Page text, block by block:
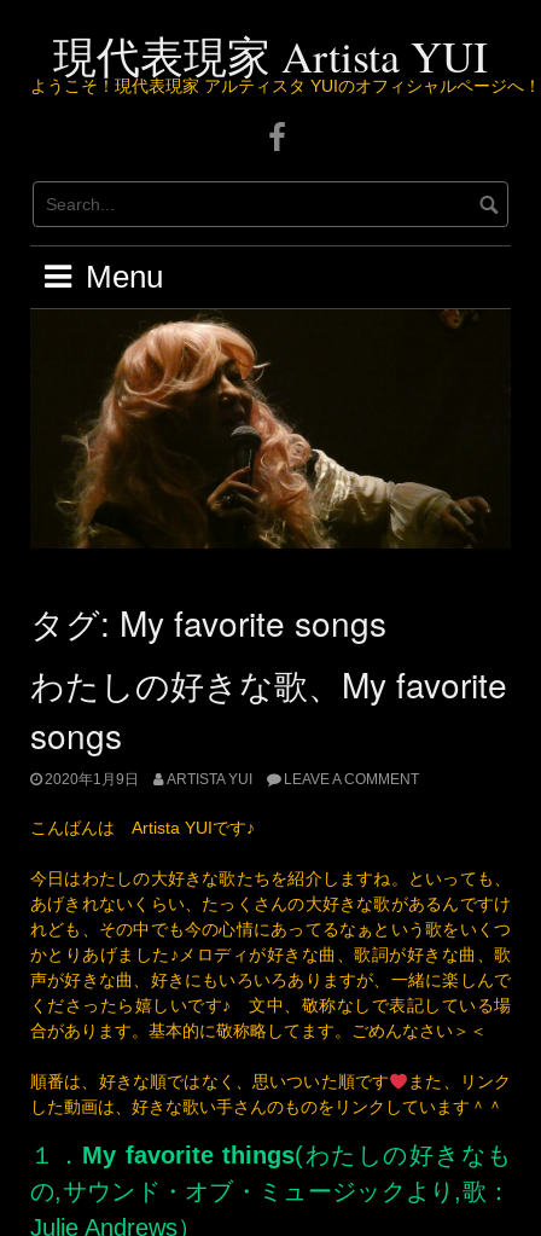
content現代表現家 Artista YUI
ようこそ！現代表現家 アルティスタ YUIのオフィシャルページへ！
Facebook
ペ
ー
は
ら
ら
Menu
わたしの好きな歌、My favorite
songs
2020年1月9日
こんばんは Artista YUIです♪
今日はわたしの大好きな歌たちを紹介しますね。といっても、
あげきれないくらい、たっくさんの大好きな歌があるんですけ
れども、その中でも今の心情にあってるなぁという歌をいくつ
かとりあげました♪メロディが好きな曲、歌詞が好きな曲、歌
声が好きな曲、好きにもいろいろありますが、一緒に楽しんで
くださったら嬉しいです♪ 文中、敬称なしで表記している場
合があります。基本的に敬称略してます。ごめんなさい＞＜
順番は、好きな順ではなく、思いついた順です
また、リンク
した動画は、好きな歌い手さんのものをリンクしています＾＾
１．My favorite things(わたしの好きなも
の,サウンド・オブ・ミュージックより,歌：
Julie Andrews）